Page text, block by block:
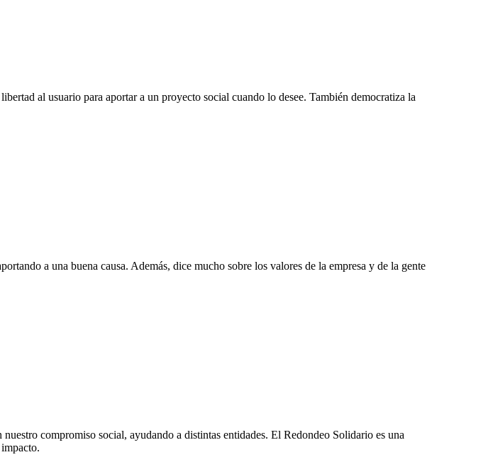
al usuario para aportar a un proyecto social cuando lo desee. También democratiza la
a una buena causa. Además, dice mucho sobre los valores de la empresa y de la gente
compromiso social, ayudando a distintas entidades. El Redondeo Solidario es una